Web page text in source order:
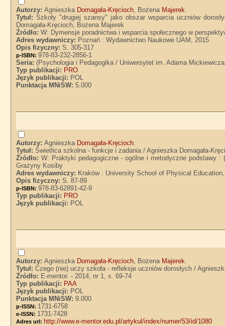
Autorzy:Agnieszka Domagała-Kręcioch, Bożena Majerek.
Tytuł:Szkoły "drugiej szansy" jako obszar wsparcia uczniów
Domagała-Kręcioch, Bożena Majerek
Źródło:W: Dymensje poradnictwa i wsparcia społecznego w
Adres wydawniczy: Poznań : Wydawnictwo Naukowe UAM, 2015
Opis fizyczny:S. 305-317
p-ISBN:978-83-232-2856-1
Seria:(Psychologia i Pedagogika / Uniwersytet im. Adama
Typ publikacji: PRO
Język publikacji: POL
Punktacja MNiSW:5.000
Autorzy:Agnieszka Domagała-Kręcioch.
Tytuł:Świetlica szkolna - funkcje i zadania / Agnieszka Domagała-
Źródło:W: Praktyki pedagogiczne - ogólne i metodyczne podstawy
Grażyny Kosiby
Adres wydawniczy: Kraków : University School of Physical
Opis fizyczny:S. 87-89
p-ISBN:978-83-62891-42-9
Typ publikacji: PRO
Język publikacji: POL
Autorzy:Agnieszka Domagała-Kręcioch, Bożena Majerek.
Tytuł:Czego (nie) uczy szkoła - refleksje uczniów dorosłych /
Źródło: E-mentor. - 2014, nr 1, s. 69-74
Typ publikacji: PAA
Język publikacji: POL
Punktacja MNiSW:9.000
p-ISSN: 1731-6758
e-ISSN: 1731-7428
Adres url: http://www.e-mentor.edu.pl/artykul/index/numer/53/id/1080